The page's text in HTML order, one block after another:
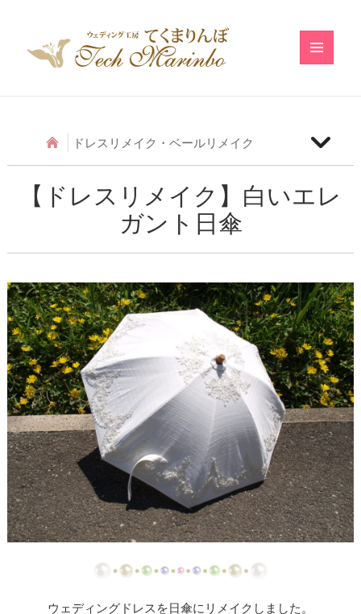
ドレスリメイク・ベールリメイク
【ドレスリメイク】アシメトリーフリルのベビード
【ドレスリメイク】ふわふわ巻きバラのベビードレ
ス
【ドレスリメイク】ストライプスカートのベビード
レス
【ドレスリメイク】フラワーモチーフのポーチ＆ク
ッションカバー
【ドレスリメイク】ふわふわオーバースカートのツ
ーウェイベビードレス
【ドレスリメイク】ベビードレス＆お宮参りケープ
【ドレスリメイク】ママとお揃いリボンのベビード
【ドレスリメイク】白いエレ
ガント日傘
ウェディングドレスを日傘にリメイクしました。